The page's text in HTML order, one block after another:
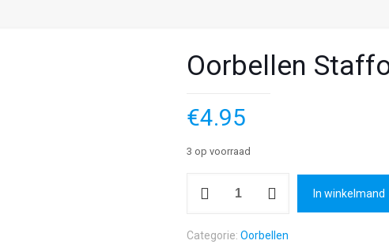
Oorbellen
€4.95
3 op voorraad
Stafforshire
aantal
In winkelmand
Categorie: Oorbellen